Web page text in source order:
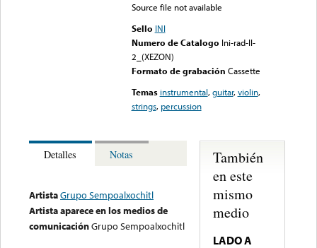
Source file not available
Sello INI
Numero de Catalogo Ini-rad-II-
2_(XEZON)
Formato de grabación Cassette
Temas instrumental,guitar,violin,
strings, percussion
Detalles Notas
ArtistaGrupo Sempoalxochitl
Artista aparece en los medios de
comunicaciónGrupo Sempoalxochitl
También
en este
mismo
medio
LADO A